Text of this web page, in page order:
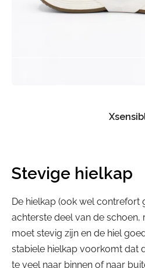
Stevige hielkap
De hielkap (ook wel contrefort
achterste deel van de schoen,
moet stevig zijn en de hiel
stabiele hielkap voorkomt dat
te veel naar binnen of naar